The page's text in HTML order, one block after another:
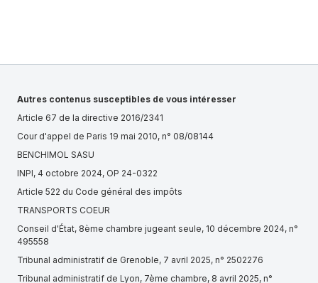
Autres contenus susceptibles de vous intéresser
Article 67 de la directive 2016/2341
Cour d'appel de Paris 19 mai 2010, n° 08/08144
BENCHIMOL SASU
INPI, 4 octobre 2024, OP 24-0322
Article 522 du Code général des impôts
TRANSPORTS COEUR
Conseil d'État, 8ème chambre jugeant seule, 10 décembre 2024, n°
495558
Tribunal administratif de Grenoble, 7 avril 2025, n° 2502276
Tribunal administratif de Lyon, 7ème chambre, 8 avril 2025, n°